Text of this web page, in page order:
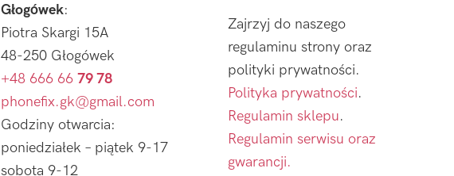
Głogówek:
Piotra Skargi 15A
48-250 Głogówek
+48 666 66 79 78
phonefix.gk@gmail.com
Godziny otwarcia:
poniedziałek – piątek 9-17
sobota 9-12
Zajrzyj do naszego
regulaminu strony oraz
polityki prywatności.
Polityka prywatności.
Regulamin sklepu.
Regulamin serwisu oraz
gwarancji.